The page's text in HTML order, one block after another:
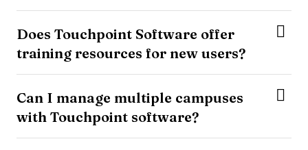
Does Touchpoint Software offer
training resources for new users?
Can I manage multiple campuses
with Touchpoint software?